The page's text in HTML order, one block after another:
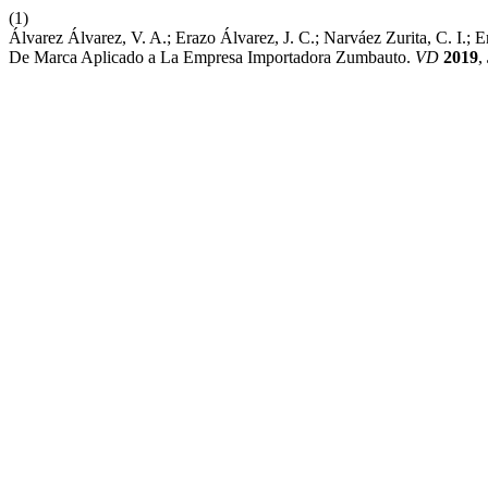
(1)
Álvarez Álvarez, V. A.; Erazo Álvarez, J. C.; Narváez Zurita, C. I.;
De Marca Aplicado a La Empresa Importadora Zumbauto. VD 2019,